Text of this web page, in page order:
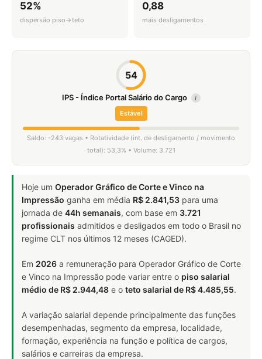
52%
dispersão piso→teto
0,88
mais desligamentos
54
IPS - Índice Portal Salário do Cargo i
Estável
Saldo: -243 vagas • Rotatividade (int. de desligamento / movimento
total): 53,3% • Volume: 3.721
Hoje um Operador Gráfico de Corte e Vinco na
Impressão ganha em média R$ 2.841,53 para uma
jornada de 44h semanais, com base em 3.721
profissionais admitidos e desligados em todo o Brasil no
regime CLT nos últimos 12 meses (CAGED).
Em 2026 a remuneração para Operador Gráfico de Corte
e Vinco na Impressão pode variar entre o piso salarial
médio de R$ 2.944,48 e o teto salarial de R$ 4.485,55.
A variação salarial depende principalmente das funções
desempenhadas, segmento da empresa, localidade,
formação, experiência na função e política de cargos,
salários e carreiras da empresa.